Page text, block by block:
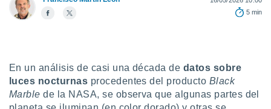
en
5 min
En un análisis de casi una década de datos sobre
luces nocturnas procedentes del producto Black
Marblede la NASA, se observa que algunas partes del